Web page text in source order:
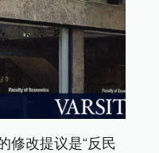
修改提议是“反民